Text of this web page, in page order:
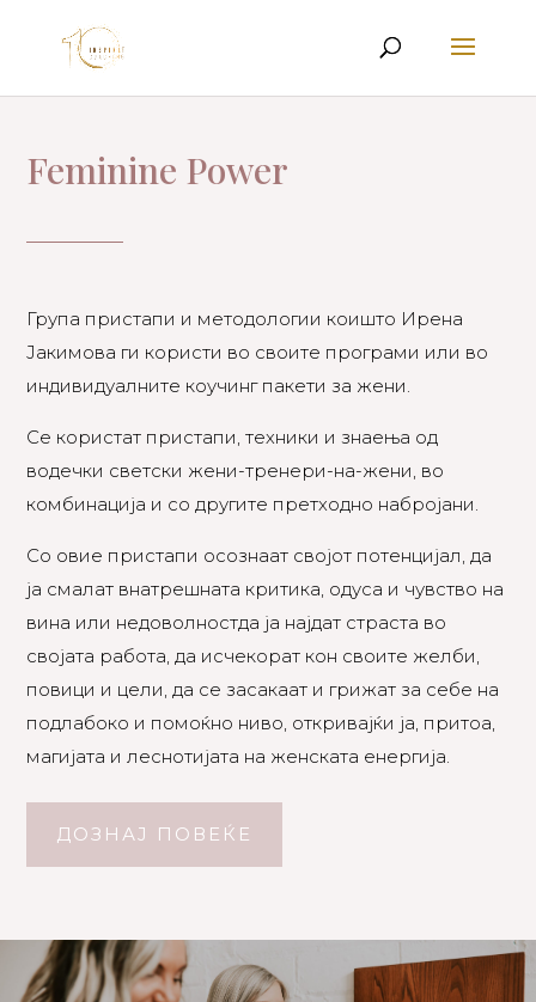
Feminine Power
Група пристапи и методологии коишто Ирена
Јакимова ги користи во своите програми или во
индивидуалните коучинг пакети за жени.
Се користат пристапи, техники и знаења од
водечки светски жени-тренери-на-жени, во
комбинација и со другите претходно набројани.
Со овие пристапи осознаат својот потенцијал, да
ја смалат внатрешната критика, одуса и чувство на
вина или недоволностда ја најдат страста во
својата работа, да исчекорат кон своите желби,
повици и цели, да се засакаат и грижат за себе на
подлабоко и помоќно ниво, откривајќи ја, притоа,
магијата и леснотијата на женската енергија.
ДОЗНАЈ ПОВЕЌЕ